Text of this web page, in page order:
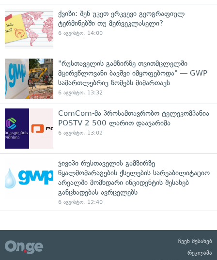
ქვიზი: შენ უკეთ ერკვევი გეოგრაფიულ
ტერმინებში თუ მერვეკლასელი?
6 აგვისტო, 14:00
"რუსთაველის გამზირზე თვითმცლელში
მცირეწლოვანი ბავშვი იმყოფებოდა" — GWP
სამართლებრივ ზომებს მიმართავს
6 აგვისტო, 13:32
ComCom-მა პროსამთავრობო ტელეკომპანია
POSTV 2 500 ლარით დააჯარიმა
6 აგვისტო, 13:02
ჯივიპი რუსთაველის გამზირზე
წყალმომარაგების ქსელების სარეაბილიტაციო
არეალში მომხდარი ინციდენტის შესახებ
განცხადებას ავრცელებს
6 აგვისტო, 12:40
ჩვენ შესახებ
რეკლამა